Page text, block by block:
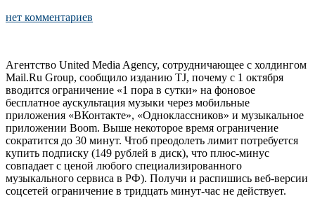
нет комментариев
Агентство United Media Agency, сотрудничающее с холдингом
Mail.Ru Group, сообщило изданию TJ, почему с 1 октября
вводится ограничение «1 пора в сутки» на фоновое
бесплатное аускультация музыки через мобильные
приложения «ВКонтакте», «Одноклассников» и музыкальное
приложении Boom. Выше некоторое время ограничение
сократится до 30 минут. Чтоб преодолеть лимит потребуется
купить подписку (149 рублей в диск), что плюс-минус
совпадает с ценой любого специализированного
музыкального сервиса в РФ). Получи и распишись веб-версии
соцсетей ограничение в тридцать минут-час не действует.